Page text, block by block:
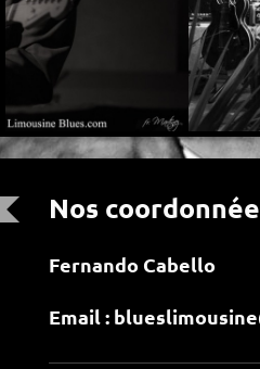
Nos
Fernando Cabello
Email :